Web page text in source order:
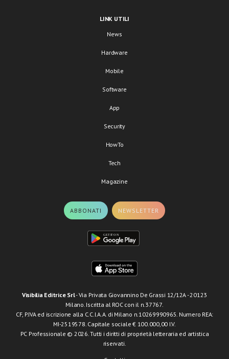
LINK UTILI
News
Hardware
Mobile
Software
App
Security
HowTo
Tech
Magazine
ABBONATI NEWSLETTER
Visibilia Editrice Srl- Via Privata Giovannino De Grassi 12/12A - 20123
Milano. Iscritta al ROC con il n.37767.
CF, P.IVA ed iscrizione alla C.C.I.A.A. di Milano n.10269990965. Numero REA:
MI-2519578. Capitale sociale € 100.000,00 I.V.
PC Professionale © 2026. Tutti i diritti di proprietà letteraria ed artistica
riservati.